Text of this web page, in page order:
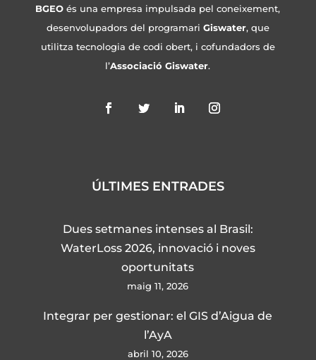
BGEOés una empresa impulsada pel coneixement,
desenvolupadors del programari Giswater, que
utilitza tecnologia de codi obert, i cofundadors de
l’Associació Giswater.
ÚLTIMES ENTRADES
Dues setmanes intenses al Brasil:
WaterLoss 2026, innovació i noves
oportunitats
maig 11, 2026
Integrar per gestionar: el GIS d’Aigua de
l’AyA
abril 10, 2026